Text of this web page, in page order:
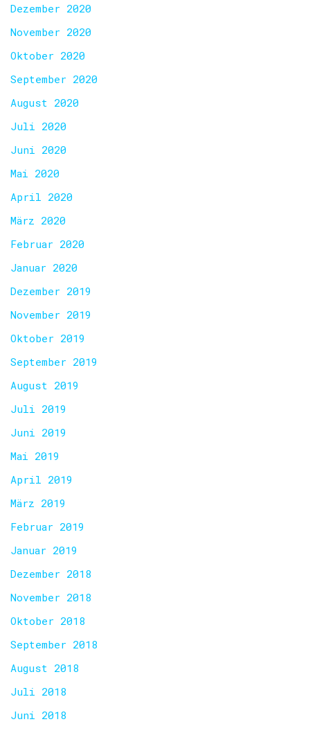
Dezember 2020
November 2020
Oktober 2020
September 2020
August 2020
Juli 2020
Juni 2020
Mai 2020
April 2020
März 2020
Februar 2020
Januar 2020
Dezember 2019
November 2019
Oktober 2019
September 2019
August 2019
Juli 2019
Juni 2019
Mai 2019
April 2019
März 2019
Februar 2019
Januar 2019
Dezember 2018
November 2018
Oktober 2018
September 2018
August 2018
Juli 2018
Juni 2018